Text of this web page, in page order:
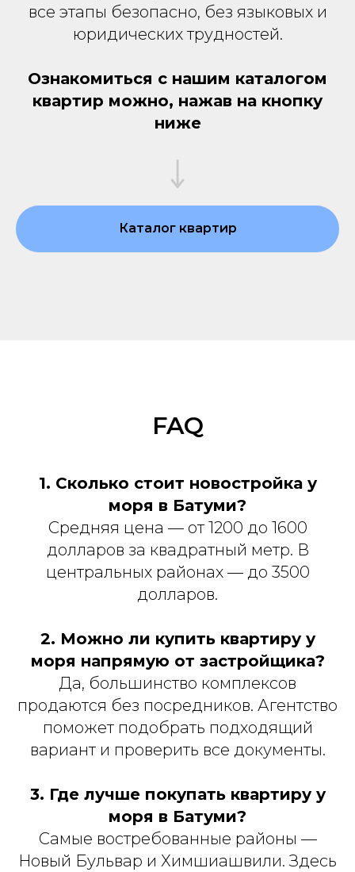
все этапы безопасно, без языковых и
юридических трудностей.
Ознакомиться с нашим каталогом
квартир можно, нажав на кнопку
ниже
Каталог квартир
FAQ
1. Сколько стоит новостройка у
моря в Батуми?
Средняя цена — от 1200 до 1600
долларов за квадратный метр. В
центральных районах — до 3500
долларов.
2. Можно ли купить квартиру у
моря напрямую от застройщика?
Да, большинство комплексов
продаются без посредников. Агентство
поможет подобрать подходящий
вариант и проверить все документы.
3. Где лучше покупать квартиру у
моря в Батуми?
Самые востребованные районы —
Новый Бульвар и Химшиашвили. Здесь